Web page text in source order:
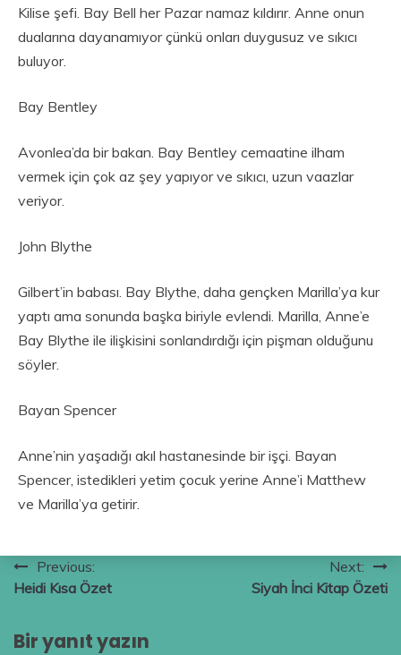
Kilise şefi. Bay Bell her Pazar namaz kıldırır. Anne onun
dualarına dayanamıyor çünkü onları duygusuz ve sıkıcı
buluyor.
Bay Bentley
Avonlea’da bir bakan. Bay Bentley cemaatine ilham
vermek için çok az şey yapıyor ve sıkıcı, uzun vaazlar
veriyor.
John Blythe
Gilbert’in babası. Bay Blythe, daha gençken Marilla’ya kur
yaptı ama sonunda başka biriyle evlendi. Marilla, Anne’e
Bay Blythe ile ilişkisini sonlandırdığı için pişman olduğunu
söyler.
Bayan Spencer
Anne’nin yaşadığı akıl hastanesinde bir işçi. Bayan
Spencer, istedikleri yetim çocuk yerine Anne’i Matthew
ve Marilla’ya getirir.
Yazı
gezinmesi
Previous:
Heidi Kısa Özet
Next:
Siyah İnci Kitap Özeti
Bir yanıt yazın